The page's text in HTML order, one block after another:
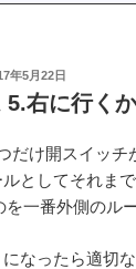
年5月22日
5.右に行く
だけ開スイッチ
としてそれま
一番外側のル
なったら適切